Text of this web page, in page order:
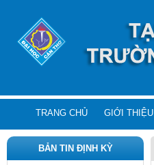
TRANG CHỦ GIỚI THIỆU
BẢN TIN ĐỊNH KỲ